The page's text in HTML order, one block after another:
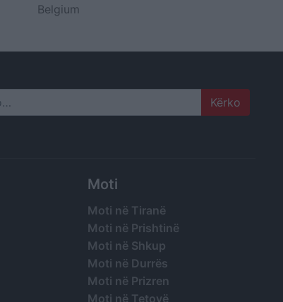
Belgium
Moti
Moti në Tiranë
Moti në Prishtinë
Moti në Shkup
Moti në Durrës
Moti në Prizren
Moti në Tetovë